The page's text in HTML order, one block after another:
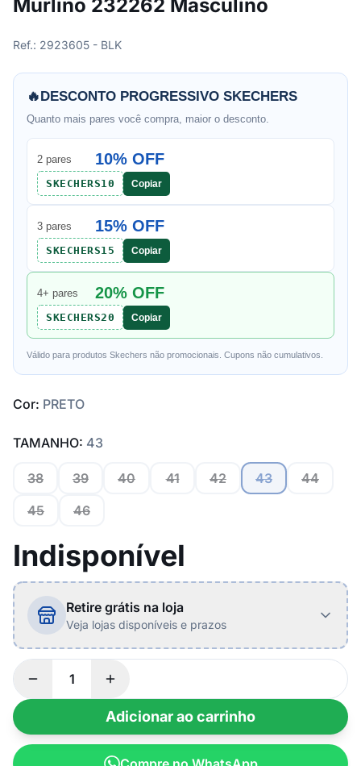
Murlino 232262 Masculino
Ref.: 2923605 - BLK
🔥DESCONTO PROGRESSIVO SKECHERS
Quanto mais pares você compra, maior o desconto.
2 pares 10% OFF
SKECHERS10 Copiar
3 pares 15% OFF
SKECHERS15 Copiar
4+ pares 20% OFF
SKECHERS20 Copiar
Válido para produtos Skechers não promocionais. Cupons não cumulativos.
Cor: PRETO
TAMANHO: 43
38 39 40 41 42 43
44
45
46
Indisponível
Retire grátis na loja
Veja lojas disponíveis e prazos
Adicionar ao carrinho